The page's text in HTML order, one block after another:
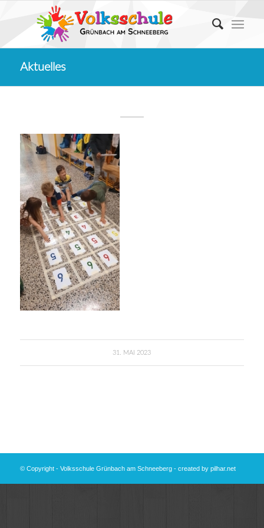
Aktuelles
31. MAI 2023
© Copyright - Volksschule Grünbach am Schneeberg - created by pilhar.net